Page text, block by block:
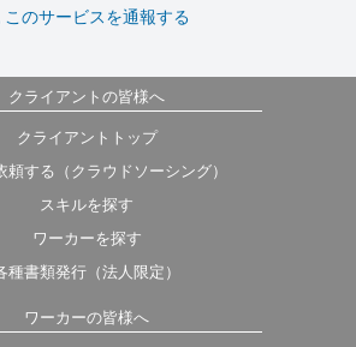
このサービスを通報する
クライアントの皆様へ
クライアントトップ
頼する（クラウドソーシング）
スキルを探す
ワーカーを探す
種書類発行（法人限定）
ワーカーの皆様へ